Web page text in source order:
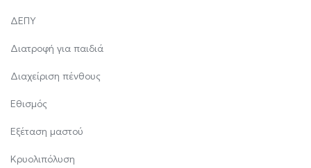
ΔΕΠΥ
Διατροφή για παιδιά
Διαχείριση πένθους
Εθισμός
Εξέταση μαστού
Κρυολιπόλυση